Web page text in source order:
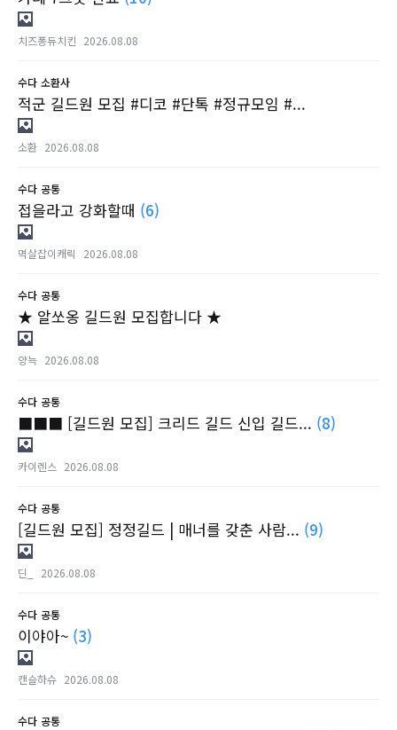
치즈퐁듀치킨 2026.08.08
수다 소환사
적군 길드원 모집 #디코 #단톡 #정규모임 #...
소환 2026.08.08
수다 공통
접을라고 강화할때 (6)
멱살잡이캐릭 2026.08.08
수다 공통
★ 알쏘옹 길드원 모집합니다 ★
양늑 2026.08.08
수다 공통
■■■ [길드원 모집] 크리드 길드 신입 길드... (8)
카이렌스 2026.08.08
수다 공통
[길드원 모집] 정정길드 | 매너를 갖춘 사람... (9)
딘_ 2026.08.08
수다 공통
이야아~ (3)
캔슬하슈 2026.08.08
수다 공통